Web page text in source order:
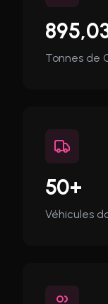
Tonnes de
50+
Véhicules